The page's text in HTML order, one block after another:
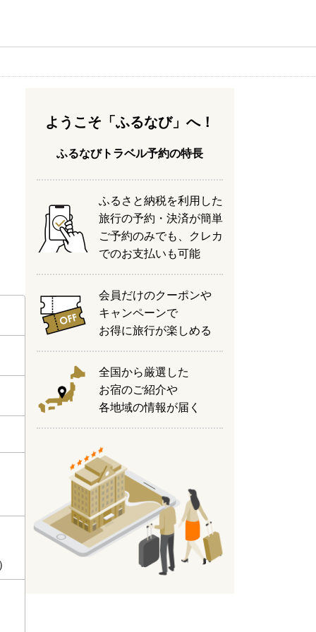
ようこそ「ふるなび」へ！
ふるなびトラベル予約の特長
ふるさと納税を利用した
旅行の予約・決済が簡単
ご予約のみでも、クレカ
でのお支払いも可能
会員だけのクーポンや
キャンペーンで
お得に旅行が楽しめる
全国から厳選した
お宿のご紹介や
各地域の情報が届く